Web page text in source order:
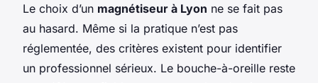
Le choix d’un magnétiseur à Lyon ne se fait pas
au hasard. Même si la pratique n’est pas
réglementée, des critères existent pour identifier
un professionnel sérieux. Le bouche-à-oreille reste